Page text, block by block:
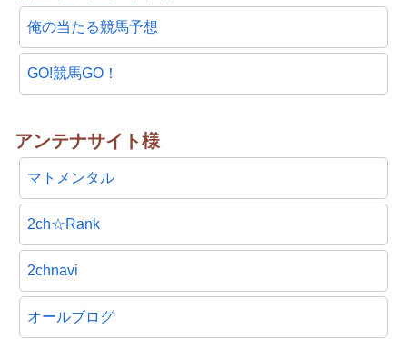
俺の当たる競馬予想
GO!競馬GO！
アンテナサイト様
マトメンタル
2ch☆Rank
2chnavi
オールブログ